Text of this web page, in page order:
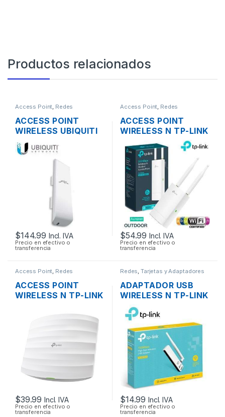
Productos relacionados
Access Point, Redes
ACCESS POINT
WIRELESS UBIQUITI
NANOSTATION M5
AIRMAX 5GHZ 16DBI
MIMO 500MW
OUTDOOR
$144.99 Incl. IVA
Precio en efectivo o
transferencia
Access Point, Redes
ACCESS POINT
WIRELESS N TP-LINK
EAP110 2.4GHZ DOS
ANTENAS 3DBI.
300MBPS POE
OUTDOOR
$54.99 Incl. IVA
Precio en efectivo o
transferencia
Access Point Redes
ACCESS POINT
WIRELESS N TP-LINK
ANTENAS INT.
300MBPS SOPORTA
$39.99 Incl. IVA
Precio en efectivo o
transferencia
Redes ,Tarjetas y Adaptadores
Wireless
ADAPTADOR USB
WIRELESS N TP-LINK
TL-WN722N UNA
ANTENA ALTA
GANANCIA
$14.99 Incl. IVA
Precio en efectivo o
transferencia